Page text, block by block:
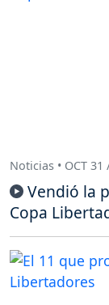
Noticias • OCT 31
Vendió la
Copa